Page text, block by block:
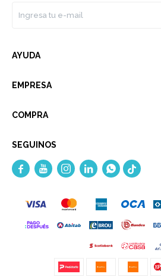
AYUDA
EMPRESA
COMPRA
SEGUINOS
    